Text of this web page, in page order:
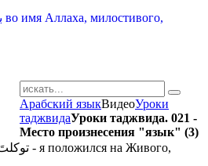
Арабский языкВидеоУроки
таджвидаУроки таджвида. 021 -
Место произнесения "язык" (3)